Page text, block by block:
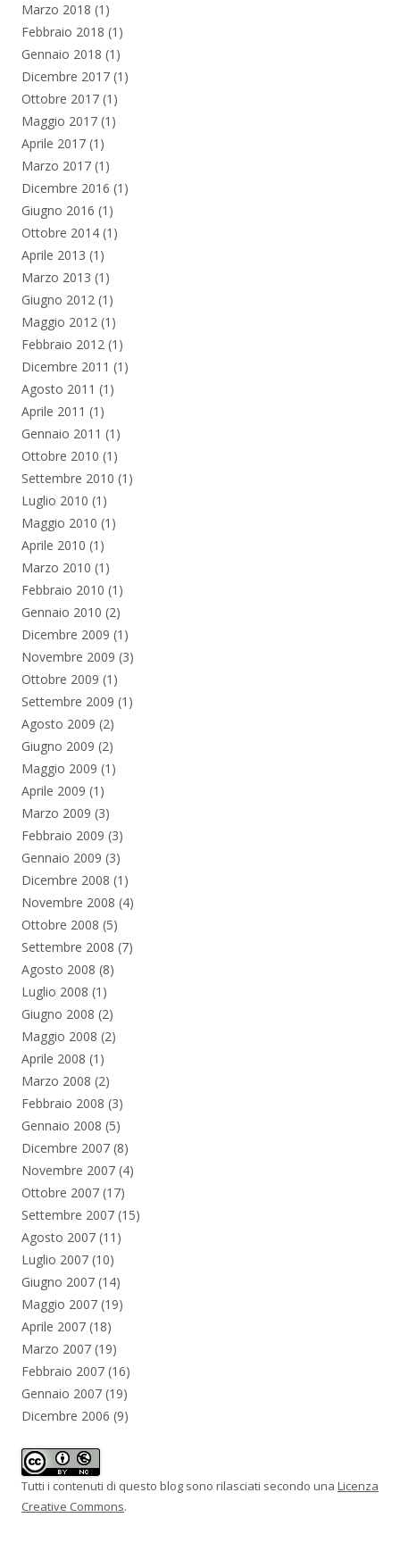
Marzo 2018 (1)
Febbraio 2018 (1)
Gennaio 2018 (1)
Dicembre 2017 (1)
Ottobre 2017 (1)
Maggio 2017 (1)
Aprile 2017 (1)
Marzo 2017 (1)
Dicembre 2016 (1)
Giugno 2016 (1)
Ottobre 2014 (1)
Aprile 2013 (1)
Marzo 2013 (1)
Giugno 2012 (1)
Maggio 2012 (1)
Febbraio 2012 (1)
Dicembre 2011 (1)
Agosto 2011 (1)
Aprile 2011 (1)
Gennaio 2011 (1)
Ottobre 2010 (1)
Settembre 2010 (1)
Luglio 2010 (1)
Maggio 2010 (1)
Aprile 2010 (1)
Marzo 2010 (1)
Febbraio 2010 (1)
Gennaio 2010 (2)
Dicembre 2009 (1)
Novembre 2009 (3)
Ottobre 2009 (1)
Settembre 2009 (1)
Agosto 2009 (2)
Giugno 2009 (2)
Maggio 2009 (1)
Aprile 2009 (1)
Marzo 2009 (3)
Febbraio 2009 (3)
Gennaio 2009 (3)
Dicembre 2008 (1)
Novembre 2008 (4)
Ottobre 2008 (5)
Settembre 2008 (7)
Agosto 2008 (8)
Luglio 2008 (1)
Giugno 2008 (2)
Maggio 2008 (2)
Aprile 2008 (1)
Marzo 2008 (2)
Febbraio 2008 (3)
Gennaio 2008 (5)
Dicembre 2007 (8)
Novembre 2007 (4)
Ottobre 2007 (17)
Settembre 2007 (15)
Agosto 2007 (11)
Luglio 2007 (10)
Giugno 2007 (14)
Maggio 2007 (19)
Aprile 2007 (18)
Marzo 2007 (19)
Febbraio 2007 (16)
Gennaio 2007 (19)
Dicembre 2006 (9)
Tutti i contenuti di questo blog sono rilasciati secondo una Licenza
Creative Commons.